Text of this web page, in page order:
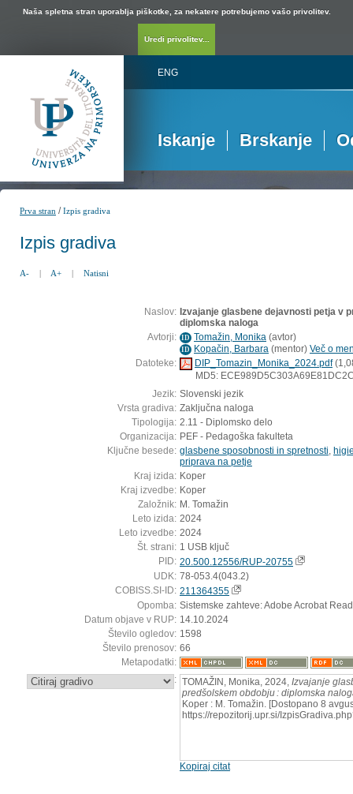
Naša spletna stran uporablja piškotke, za nekatere potrebujemo vašo privolitev.
Uredi privolitev...
ENG
Iskanje Brskanje
Prva stran /Izpis gradiva
Izpis gradiva
A- | A+ | Natisni
Naslov: Izvajanje glasbene dejavnosti petja v
diplomska naloga
Avtorji: ID Tomažin, Monika (avtor)
ID Kopačin, Barbara (mentor) Več o
Datoteke:
DIP_Tomazin_Monika_2024.pdf
MD5:
Jezik: Slovenski jezik
Vrsta gradiva: Zaključna naloga
Tipologija: 2.11 - Diplomsko delo
Organizacija: PEF - Pedagoška fakulteta
Ključne besede: glasbene sposobnosti in spretnosti
priprava na petje
Kraj izida: Koper
Kraj izvedbe: Koper
Založnik: M. Tomažin
Leto izida: 2024
Leto izvedbe: 2024
Št. strani: 1 USB ključ
PID: 20.500.12556/RUP-20755
UDK: 78-053.4(043.2)
COBISS.SI-ID: 211364355
Opomba: Sistemske zahteve: Adobe Acrobat
Datum objave v RUP: 14.10.2024
Število ogledov: 1598
Število prenosov: 66
Metapodatki:
: TOMAŽIN, Monika, 2024, Izvajanje
predšolskem obdobju : diplomska
Koper : M. Tomažin. [Dostopano 8
https://repozitorij.upr.si/
Kopiraj citat